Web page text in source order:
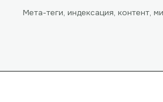
Мета-теги, индексация, контент,